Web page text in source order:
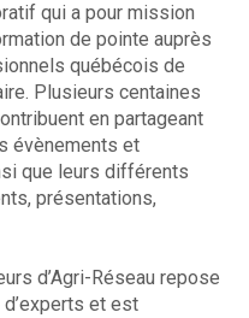
qui a pour mission
de pointe auprès
québécois de
Plusieurs centaines
en partageant
évènements et
que leurs différents
présentations,
d’Agri-Réseau repose
et est